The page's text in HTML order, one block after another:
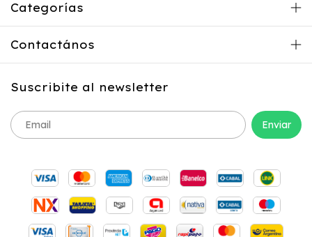
Categorías
Contactános
Suscribite al newsletter